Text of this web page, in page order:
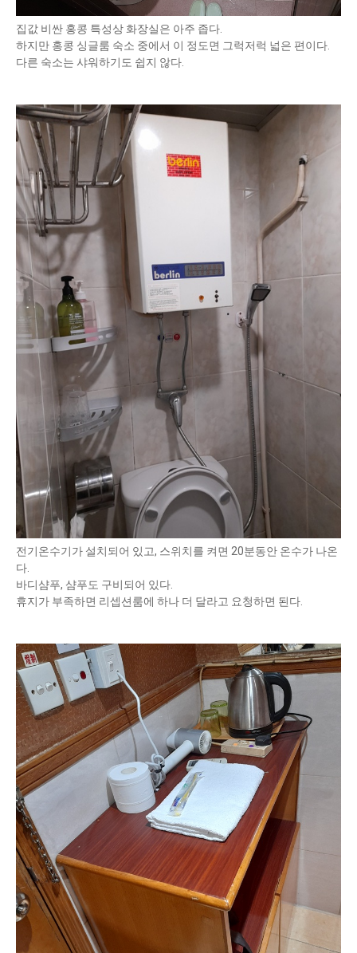
집값 비싼 홍콩 특성상 화장실은 아주 좁다.
하지만 홍콩 싱글룸 숙소 중에서 이 정도면 그럭저럭 넓은 편이다.
다른 숙소는 샤워하기도 쉽지 않다.
전기온수기가 설치되어 있고, 스위치를 켜면 20분동안 온수가 나온
다.
바디샴푸, 샴푸도 구비되어 있다.
휴지가 부족하면 리셉션룸에 하나 더 달라고 요청하면 된다.